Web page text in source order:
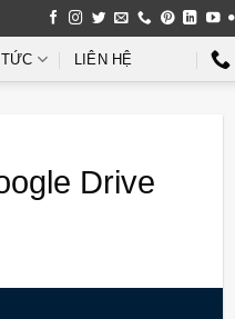
LIÊN HỆ
Drive